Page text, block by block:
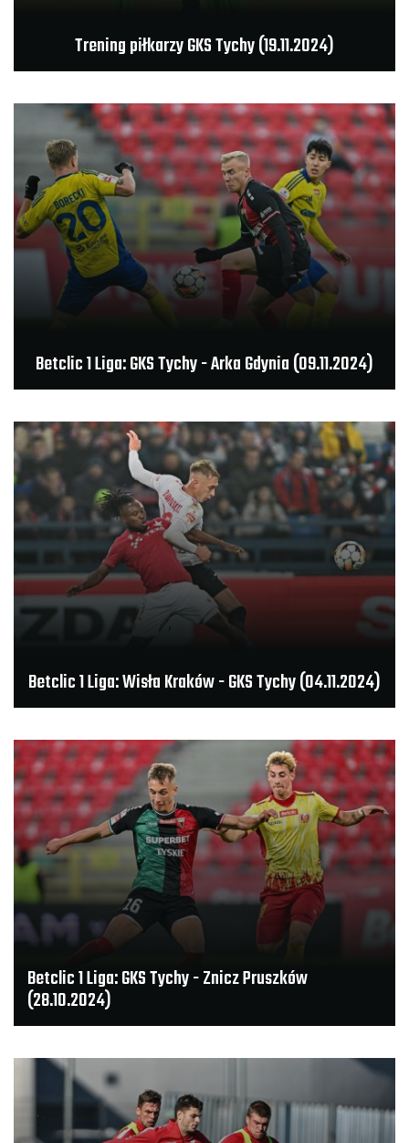
Trening piłkarzy GKS Tychy (19.11.2024)
Betclic 1 Liga: GKS Tychy - Arka Gdynia (09.11.2024)
Betclic 1 Liga: Wisła Kraków - GKS Tychy (04.11.2024)
Betclic 1 Liga: GKS Tychy - Znicz Pruszków
(28.10.2024)